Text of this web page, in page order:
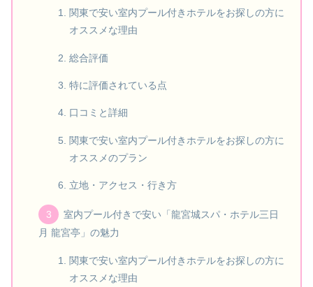
関東で安い室内プール付きホテルをお探しの方に
オススメな理由
総合評価
特に評価されている点
口コミと詳細
関東で安い室内プール付きホテルをお探しの方に
オススメのプラン
立地・アクセス・行き方
室内プール付きで安い「龍宮城スパ・ホテル三日
月 龍宮亭」の魅力
関東で安い室内プール付きホテルをお探しの方に
オススメな理由